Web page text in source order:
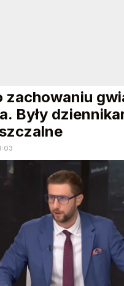
zachowaniu
Były